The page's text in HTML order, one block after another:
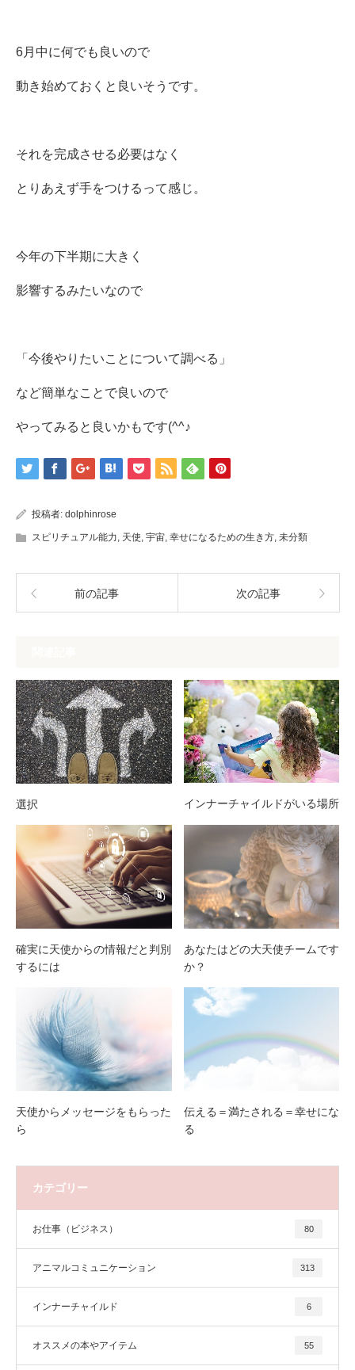
6月中に何でも良いので
動き始めておくと良いそうです。
それを完成させる必要はなく
とりあえず手をつけるって感じ。
今年の下半期に大きく
影響するみたいなので
「今後やりたいことについて調べる」
など簡単なことで良いので
やってみると良いかもです(^^♪
投稿者: dolphinrose
スピリチュアル能力, 天使, 宇宙, 幸せになるための生き方, 未分類
前の記事 次の記事
選択 インナーチャイルドがいる場所
確実に天使からの情報だと判別
するには
あなたはどの大天使チームです
か？
天使からメッセージをもらった
ら
伝える＝満たされる＝幸せにな
る
カテゴリー
お仕事（ビジネス） 80
アニマルコミュニケーション 313
インナーチャイルド 6
オススメの本やアイテム 55